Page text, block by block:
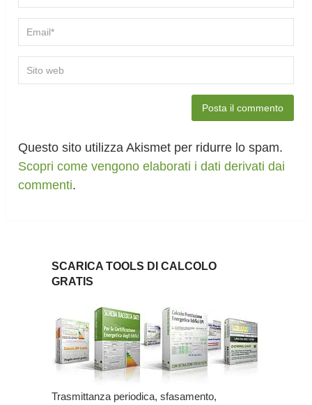
Questo sito utilizza Akismet per ridurre lo spam.
Scopri come vengono elaborati i dati derivati dai
commenti.
SCARICA TOOLS DI CALCOLO
GRATIS
Trasmittanza periodica, sfasamento,